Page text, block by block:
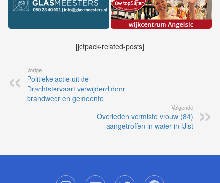
[jetpack-related-posts]
Vorige
Politieke actie uit de
Drachtstervaart verwijderd door
brandweer en gemeente
Volgende
Overleden vermiste vrouw (84)
aangetroffen in water in IJlst